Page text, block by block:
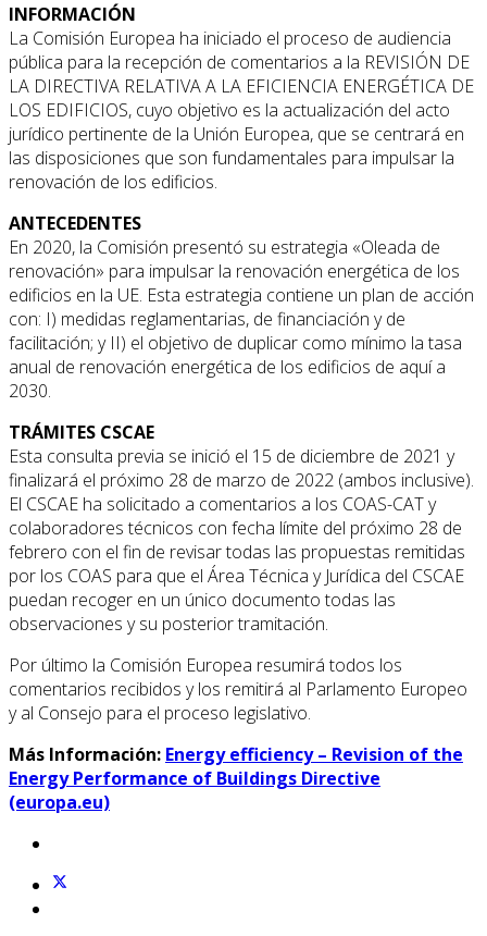
INFORMACIÓN
La Comisión Europea ha iniciado el proceso de audiencia
pública para la recepción de comentarios a la REVISIÓN DE
LA DIRECTIVA RELATIVA A LA EFICIENCIA ENERGÉTICA DE
LOS EDIFICIOS, cuyo objetivo es la actualización del acto
jurídico pertinente de la Unión Europea, que se centrará en
las disposiciones que son fundamentales para impulsar la
renovación de los edificios.
ANTECEDENTES
En 2020, la Comisión presentó su estrategia «Oleada de
renovación» para impulsar la renovación energética de los
edificios en la UE. Esta estrategia contiene un plan de acción
con: I) medidas reglamentarias, de financiación y de
facilitación; y II) el objetivo de duplicar como mínimo la tasa
anual de renovación energética de los edificios de aquí a
2030.
TRÁMITES CSCAE
Esta consulta previa se inició el 15 de diciembre de 2021 y
finalizará el próximo 28 de marzo de 2022 (ambos inclusive).
El CSCAE ha solicitado a comentarios a los COAS-CAT y
colaboradores técnicos con fecha límite del próximo 28 de
febrero con el fin de revisar todas las propuestas remitidas
por los COAS para que el Área Técnica y Jurídica del CSCAE
puedan recoger en un único documento todas las
observaciones y su posterior tramitación.
Por último la Comisión Europea resumirá todos los
comentarios recibidos y los remitirá al Parlamento Europeo
y al Consejo para el proceso legislativo.
Más Información: Energy efficiency – Revision of the
Energy Performance of Buildings Directive
(europa.eu)